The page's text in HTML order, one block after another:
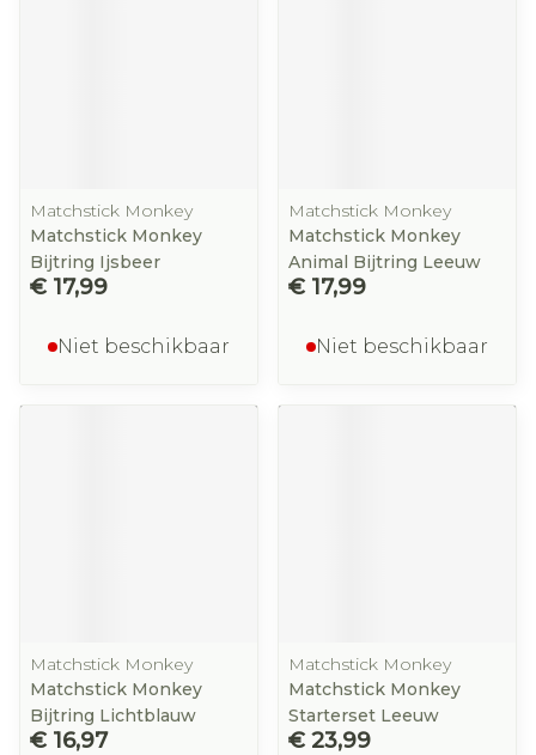
Matchstick Monkey
Matchstick Monkey
Bijtring Ijsbeer
€ 17,99
Niet beschikbaar
Matchstick Monkey
Matchstick Monkey
Animal Bijtring Leeuw
€ 17,99
Niet beschikbaar
Matchstick Monkey
Matchstick Monkey
Bijtring Lichtblauw
€ 16,97
Matchstick Monkey
Matchstick Monkey
Starterset Leeuw
€ 23,99